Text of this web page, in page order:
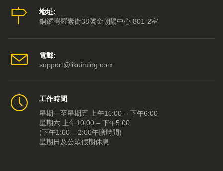
地址:
銅鑼灣羅素街38號金朝陽中心 801-2室
電郵:
support@likuiming.com
工作時間
星期一至星期五 上午10:00 – 下午6:00
星期六 上午10:00 – 下午5:00
(下午1:00 – 2:00午膳時間)
星期日及公眾假期休息